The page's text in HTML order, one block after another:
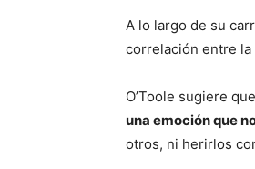
A lo largo de su
correlación entre la
O’Toole sugiere
una emoción que
otros, ni herirlos